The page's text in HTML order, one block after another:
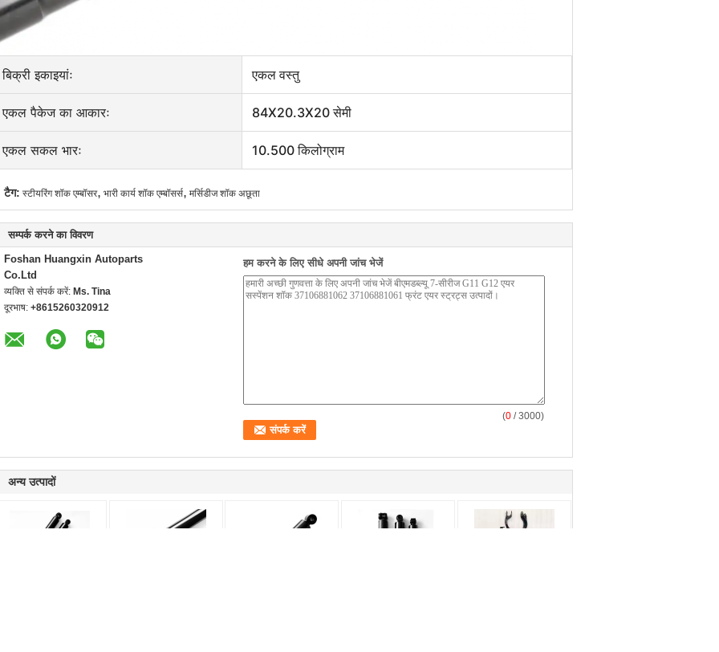
बिक्री इकाइयांः एकल वस्तु
एकल पैकेज का आकारः 84X20.3X20 सेमी
एकल सकल भारः 10.500 किलोग्राम
टैग: स्टीयरिंग शॉक एम्बॉसर, भारी कार्य शॉक एम्बॉसर्स, मर्सिडीज शॉक अछूता
सम्पर्क करने का विवरण
Foshan Huangxin Autoparts
Co.Ltd
व्यक्ति से संपर्क करें: Ms. Tina
दूरभाष: +8615260320912
हम करने के लिए सीधे अपनी जांच भेजें
(0 / 3000)
अन्य उत्पादों